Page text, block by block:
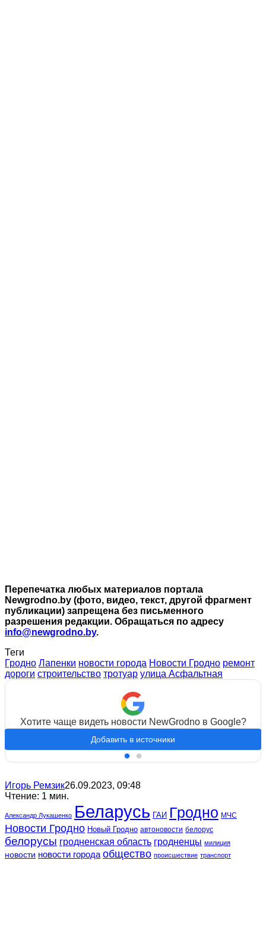
Перепечатка любых материалов портала
Newgrodno.by (фото, видео, текст, другой фрагмент
публикации) запрещена без письменного
разрешения редакции. Обращаться по адресу
info@newgrodno.by.
Теги
Гродно Лапенки новости города Новости Гродно ремонт
дороги строительство тротуар улица Асфальтная
Хотите чаще видеть новости NewGrodno в Google?
Добавить в источники
Игорь Ремзик26.09.2023, 09:48
Чтение: 1 мин.
Александр Лукашенко Беларусь ГАИ Гродно МЧС
Новости Гродно Новый Гродно автоновости белорус
белорусы гродненская область гродненцы милиция
новости новости города общество происшествие транспорт